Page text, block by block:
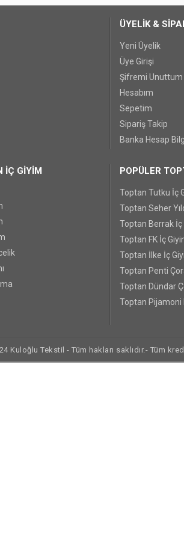
ÜYELİK &
Yeni Üyelik
Üye Girişi
Şifremi Unuttum
Hesabım
Sepetim
Sipariş Takip
Banka Hesap
İÇ GİYİM
POPÜLER
Toptan Tutku İç
Toptan Seher
Toptan Berrak İç
Toptan FK İç
Toptan İlke İç
Toptan Penti
Toptan Dündar
Toptan Pijamoni
Kuloğlu Tekstil - Tüm hakları saklıdır.- Tüm